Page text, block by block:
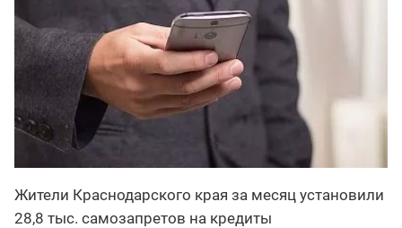
Жители Краснодарского края за месяц установили
28,8 тыс. самозапретов на кредиты